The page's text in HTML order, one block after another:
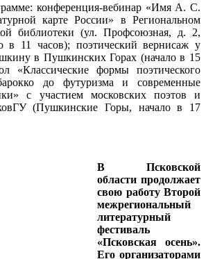
конференция-вебинар «Имя А. С.
карте России» в Региональном
библиотеки (ул. Профсоюзная, д. 2,
в 11 часов); поэтический вернисаж у
в Пушкинских Горах (начало в 15
«Классические формы поэтического
до футуризма и современные
с участием московских поэтов и
(Пушкинские Горы, начало в 17
В Псковской
области продолжает
свою работу Второй
межрегиональный
литературный
фестиваль
«Псковская осень».
Его организаторами